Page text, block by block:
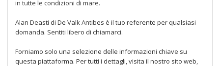
in tutte le condizioni di mare.
Alan Deasti di De Valk Antibes è il tuo referente per qualsiasi
domanda. Sentiti libero di chiamarci.
Forniamo solo una selezione delle informazioni chiave su
questa piattaforma. Per tutti i dettagli, visita il nostro sito web,